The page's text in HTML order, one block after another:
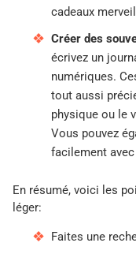
cadeaux
Créer des
écrivez un
numériques.
tout aussi
physique ou le
Vous pouvez
facilement
En résumé, voici les
léger:
Faites une